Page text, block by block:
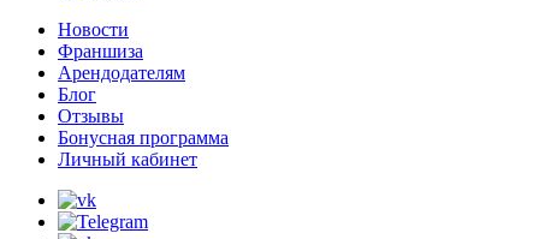
Новости
Франшиза
Арендодателям
Блог
Отзывы
Бонусная программа
Личный кабинет